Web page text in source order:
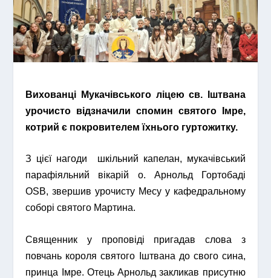
Вихованці Мукачівського ліцею св. Іштвана
урочисто відзначили спомин святого Імре,
котрий є покровителем їхнього гуртожитку.
З цієї нагоди шкільний капелан, мукачівський
парафіяльний вікарій о. Арнольд Гортобаді
OSB, звершив урочисту Месу у кафедральному
соборі святого Мартина.
Священник у проповіді пригадав слова з
повчань короля святого Іштвана до свого сина,
принца Імре. Отець Арнольд закликав присутню